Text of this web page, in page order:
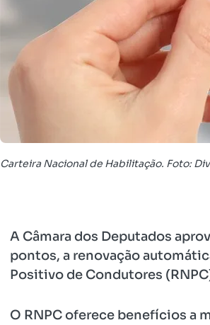
Carteira Nacional de Habilitação. Foto:
A Câmara dos Deputados
pontos, a renovação
Positivo de Condutores
O RNPC oferece benefícios a